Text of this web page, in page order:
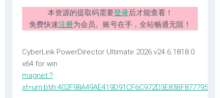
本资源的提取码需要登录后才能查看！
免费快速注册为会员。账号在手，全站畅通无阻！
CyberLink PowerDirector Ultimate 2026 v24.6.1818.0
x64 for win
magnet:?
xt=urn:btih:402F98A49AE419D91CF6C972D3E83BF877795A86